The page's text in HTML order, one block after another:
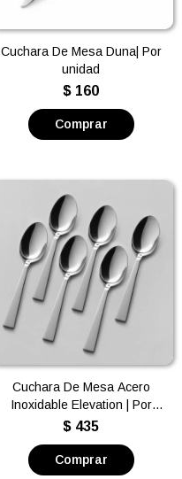
Cuchara De Mesa Duna| Por
unidad
$ 160
Cuchara De Mesa Acero
Inoxidable Elevation | Por
unidad
$ 435